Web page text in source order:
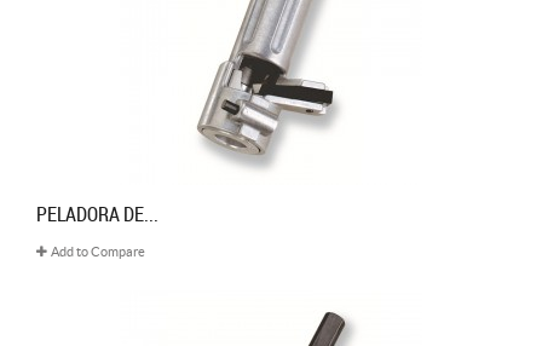
PELADORA DE...
Add to Compare